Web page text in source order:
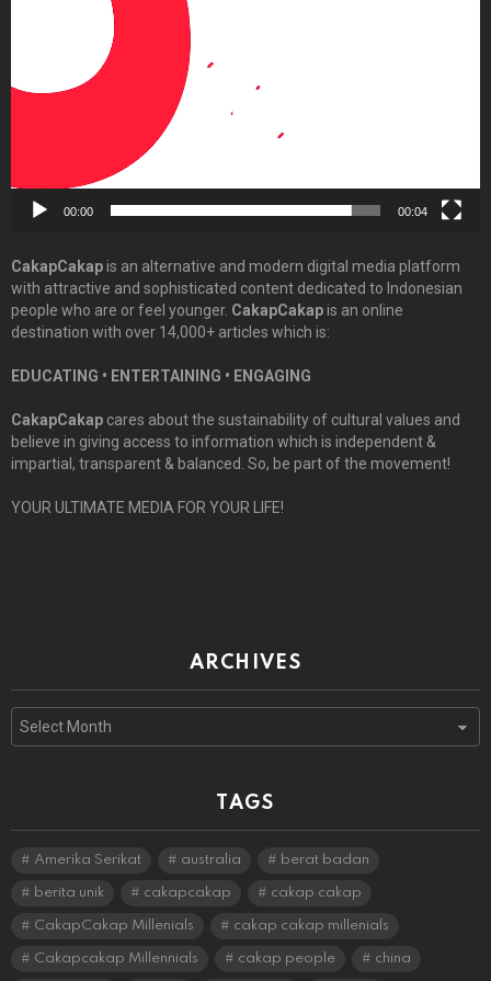
00:00 00:04
CakapCakapis an alternative and modern digital media platform
with attractive and sophisticated content dedicated to Indonesian
people who are or feel younger. CakapCakapis an online
destination with over 14,000+ articles which is:
EDUCATING • ENTERTAINING • ENGAGING
CakapCakap cares about the sustainability of cultural values and
believe in giving access to information which is independent &
impartial, transparent & balanced. So, be part of the movement!
YOUR ULTIMATE MEDIA FOR YOUR LIFE!
ARCHIVES
Archives
TAGS
Amerika Serikat australia berat badan
berita unik cakapcakap cakap cakap
CakapCakap Millenials cakap cakap millenials
Cakapcakap Millennials cakap people china